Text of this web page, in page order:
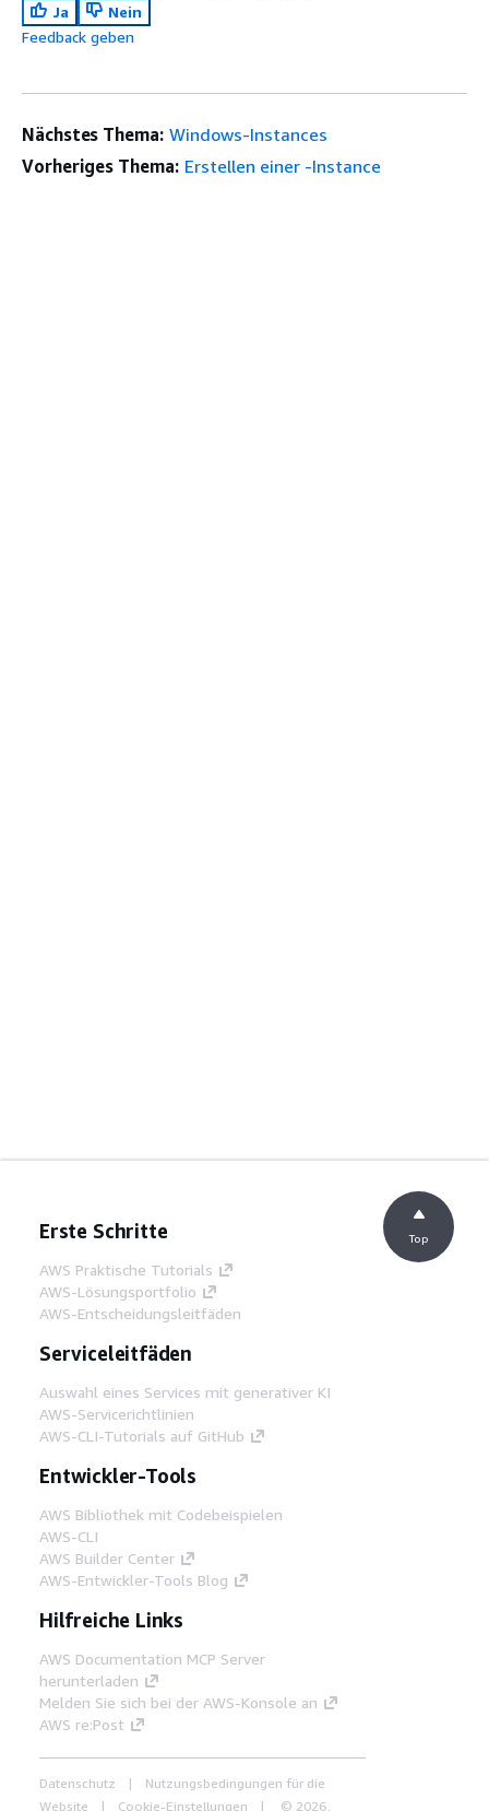
Ja
Nein
Feedback geben
Nächstes Thema: Windows-Instances
Vorheriges Thema: Erstellen einer -Instance
Erste Schritte
AWS Praktische Tutorials
AWS-Lösungsportfolio
AWS-Entscheidungsleitfäden
Serviceleitfäden
Auswahl eines Services mit generativer KI
AWS-Servicerichtlinien
AWS-CLI-Tutorials auf GitHub
Entwickler-Tools
AWS Bibliothek mit Codebeispielen
AWS-CLI
AWS Builder Center
AWS-Entwickler-Tools Blog
Hilfreiche Links
AWS Documentation MCP Server
herunterladen
Melden Sie sich bei der AWS-Konsole an
AWS re:Post
Datenschutz
Nutzungsbedingungen für die
Website
Cookie-Einstellungen © 2026,
Top